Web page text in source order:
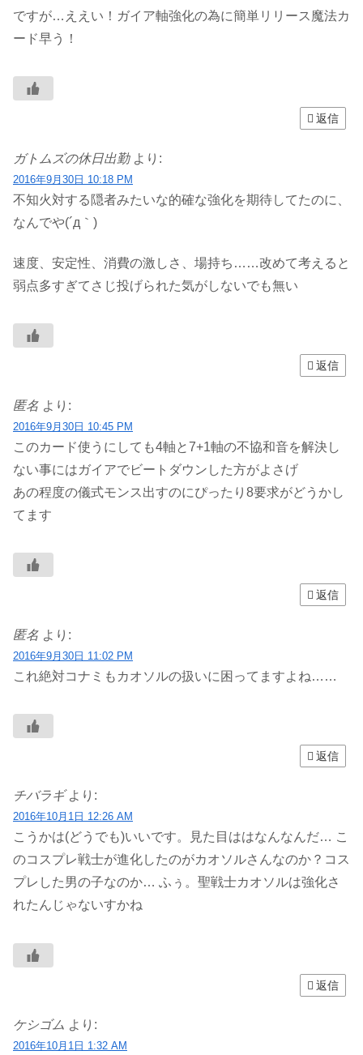
ですが…ええい！ガイア軸強化の為に簡単リリース魔法カ
ード早う！
返信
ガトムズの休日出勤 より:
2016年9月30日 10:18 PM
不知火対する隠者みたいな的確な強化を期待してたのに、
なんでや(´д｀)
速度、安定性、消費の激しさ、場持ち……改めて考えると
弱点多すぎてさじ投げられた気がしないでも無い
返信
匿名 より:
2016年9月30日 10:45 PM
このカード使うにしても4軸と7+1軸の不協和音を解決し
ない事にはガイアでビートダウンした方がよさげ
あの程度の儀式モンス出すのにぴったり8要求がどうかし
てます
返信
匿名 より:
2016年9月30日 11:02 PM
これ絶対コナミもカオソルの扱いに困ってますよね……
返信
チバラギ より:
2016年10月1日 12:26 AM
こうかは(どうでも)いいです。見た目ははなんなんだ… こ
のコスプレ戦士が進化したのがカオソルさんなのか？コス
プレした男の子なのか… ふぅ。聖戦士カオソルは強化さ
れたんじゃないすかね
返信
ケシゴム より:
2016年10月1日 1:32 AM